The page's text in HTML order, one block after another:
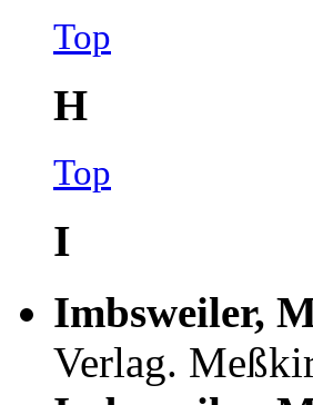
Top
H
Top
I
Imbsweiler,
Verlag.